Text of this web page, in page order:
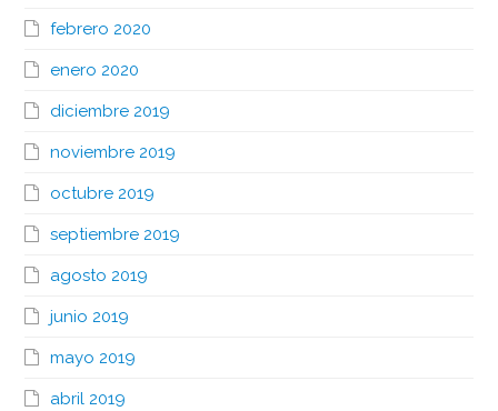
febrero 2020
enero 2020
diciembre 2019
noviembre 2019
octubre 2019
septiembre 2019
agosto 2019
junio 2019
mayo 2019
abril 2019